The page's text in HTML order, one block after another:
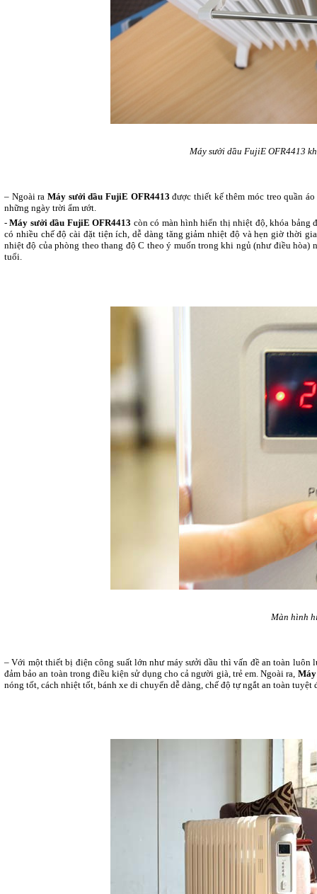
Máy sưởi dầu FujiE OFR4413
– Ngoài ra Máy sưởi dầu FujiE OFR4413 được thiết kế thêm móc treo quần
những ngày trời ẩm ướt.
-Máy sưởi dầu FujiE OFR4413 còn có màn hình hiển thị nhiệt độ, khóa bảng
có nhiều chế độ cài đặt tiện ích, dễ dàng tăng giảm nhiệt độ và hẹn giờ thời
nhiệt độ của phòng theo thang độ C theo ý muốn trong khi ngủ (như điều
tuổi.
Màn hình
– Với một thiết bị điện công suất lớn như máy sưởi dầu thì vấn đề an toàn luôn
đảm bảo an toàn trong điều kiện sử dụng cho cả người già, trẻ em. Ngoài ra,
nóng tốt, cách nhiệt tốt, bánh xe di chuyển dễ dàng, chế độ tự ngắt an toàn